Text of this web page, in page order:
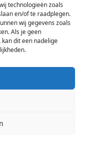
technologieën zoals
en/of te raadplegen.
wij gegevens zoals
Als je geen
dit een nadelige